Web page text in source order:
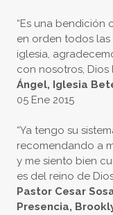
“Es una bendición
en orden todos
iglesia,
con nosotros, Dios
Ángel, Iglesia
05 Ene 2015
“Ya tengo su
recomendando a
y me siento bien
es del reino de
Pastor Cesar
Presencia,